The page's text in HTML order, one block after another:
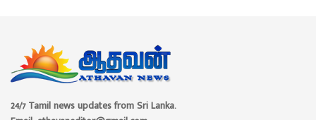
24/7 Tamil news updates from Sri Lanka.